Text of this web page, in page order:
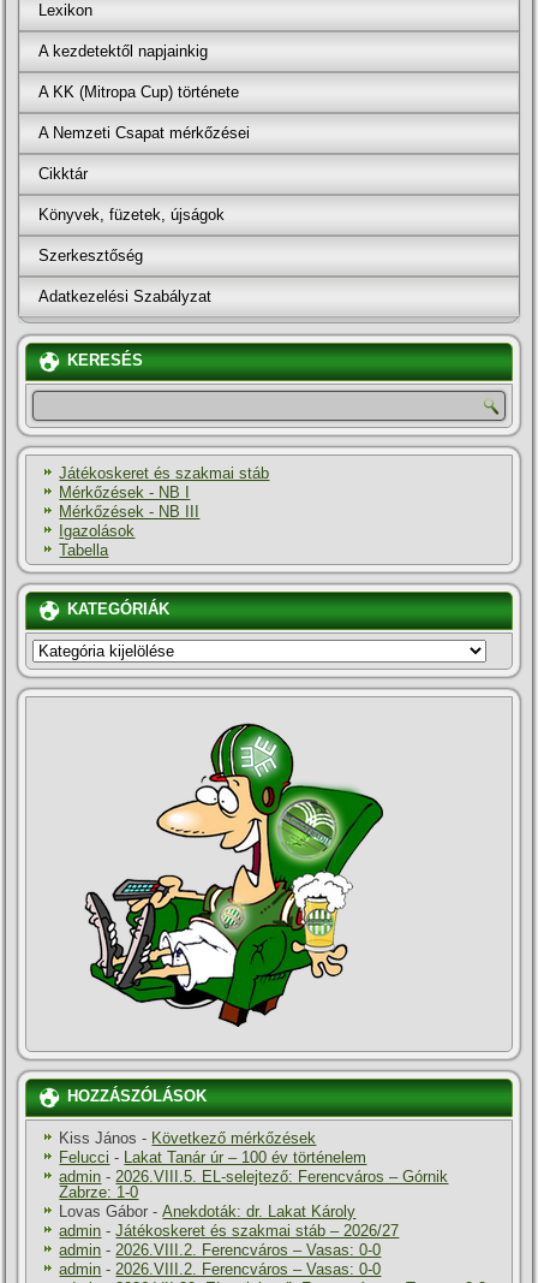
Lexikon
A kezdetektől napjainkig
A KK (Mitropa Cup) története
A Nemzeti Csapat mérkőzései
Cikktár
Könyvek, füzetek, újságok
Szerkesztőség
Adatkezelési Szabályzat
KERESÉS
Játékoskeret és szakmai stáb
Mérkőzések - NB I
Mérkőzések - NB III
Igazolások
Tabella
KATEGÓRIÁK
KATEGÓRIÁK
HOZZÁSZÓLÁSOK
Kiss János - Következő mérkőzések
Felucci - Lakat Tanár úr – 100 év történelem
admin -2026.VIII.5. EL-selejtező: Ferencváros – Górnik
Zabrze: 1-0
Lovas Gábor -Anekdoták: dr. Lakat Károly
admin -Játékoskeret és szakmai stáb – 2026/27
admin -2026.VIII.2. Ferencváros – Vasas: 0-0
admin -2026.VIII.2. Ferencváros – Vasas: 0-0